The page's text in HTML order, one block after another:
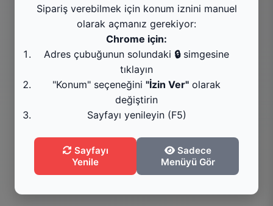
Dürüm Çiğ Köfteler
Kategoriyi Gör
Menüye Git
Sipariş verebilmek için konum iznini manuel
olarak açmanız gerekiyor:
Chrome için:
Adres çubuğunun solundaki 🔒simgesine
tıklayın
"Konum" seçeneğini "İzin Ver" olarak
değiştirin
Sayfayı yenileyin (F5)
Sayfayı
Yenile
Sadece
Menüyü Gör